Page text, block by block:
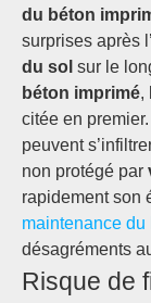
du béton
surprises après
du sol sur le
béton imprimé,
citée en
peuvent
non protégé par
rapidement son
maintenance
désagréments
Risque de